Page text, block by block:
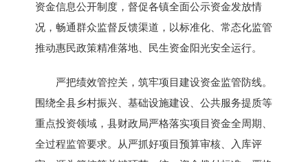
资金信息公开制度，督促各镇全面公示资金发放情
况，畅通群众监督反馈渠道，以标准化、常态化监管
推动惠民政策精准落地、民生资金阳光安全运行。
严把绩效管控关，筑牢项目建设资金监管防线。
围绕全县乡村振兴、基础设施建设、公共服务提质等
重点投资领域，县财政局严格落实项目资金全周期、
全过程监管要求。从严抓好项目预算审核、入库评